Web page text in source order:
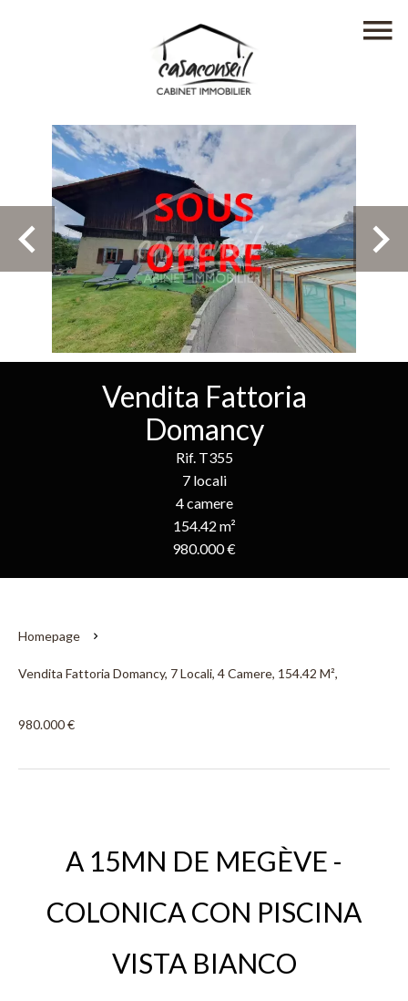
Vendita Fattoria
Domancy
Rif. T355
7 locali
4 camere
154.42 m²
980.000 €
Homepage
Vendita Fattoria Domancy, 7 Locali, 4 Camere, 154.42 M²,
980.000 €
A 15MN DE MEGÈVE -
COLONICA CON PISCINA
VISTA BIANCO